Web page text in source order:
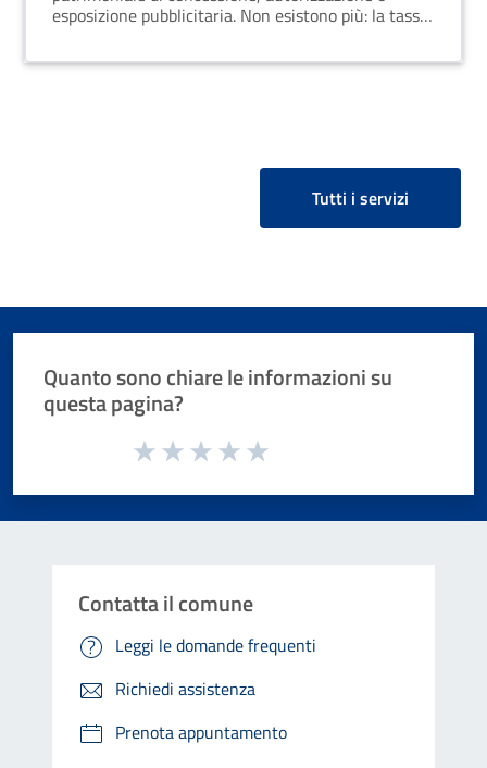
esposizione pubblicitaria. Non esistono più: la tassa
canone per l'occupazione di spazi ed aree pubbliche,
Tutti i servizi
Quanto sono chiare le informazioni su
questa pagina?
Valuta da 1 a 5 stelle la pagina
Contatta il comune
Leggi le domande frequenti
Richiedi assistenza
Prenota appuntamento